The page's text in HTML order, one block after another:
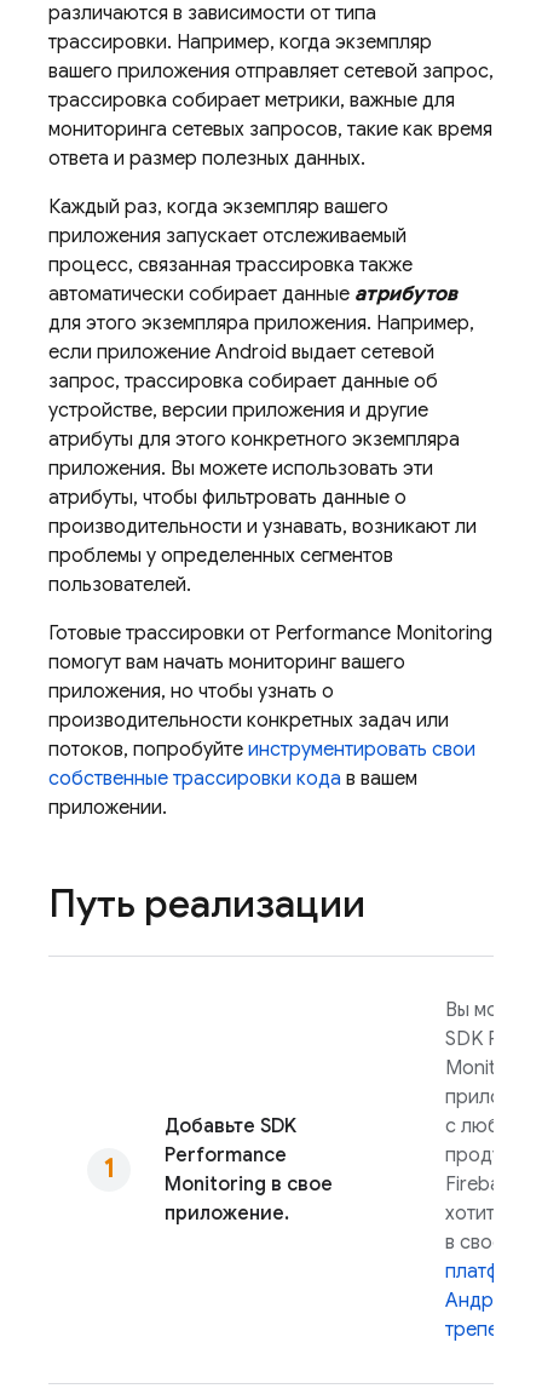
различаются в зависимости от типа
трассировки. Например, когда экземпляр
вашего приложения отправляет сетевой запрос,
трассировка собирает метрики, важные для
мониторинга сетевых запросов, такие как время
ответа и размер полезных данных.
Каждый раз, когда экземпляр вашего
приложения запускает отслеживаемый
процесс, связанная трассировка также
автоматически собирает данные атрибутов
для этого экземпляра приложения. Например,
если приложение Android выдает сетевой
запрос, трассировка собирает данные об
устройстве, версии приложения и другие
атрибуты для этого конкретного экземпляра
приложения. Вы можете использовать эти
атрибуты, чтобы фильтровать данные о
производительности и узнавать, возникают ли
проблемы у определенных сегментов
пользователей.
Готовые трассировки от Performance Monitoring
помогут вам начать мониторинг вашего
приложения, но чтобы узнать о
производительности конкретных задач или
потоков, попробуйте инструментировать свои
собственные трассировки кода в вашем
приложении.
Путь реализации
Добавьте SDK
Performance
Monitoring в свое
приложение.
Вы
SDK
Monitoring
с любыми
Firebase,
хотите
в своем
Андроид
трепетать